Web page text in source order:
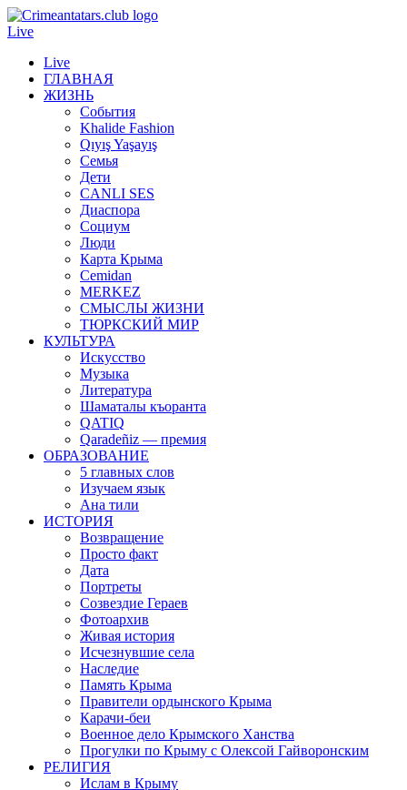
Live
Live
ГЛАВНАЯ
ЖИЗНЬ
События
Khalide Fashion
Qıyış Yaşayış
Семья
Дети
CANLI SES
Диаспора
Социум
Люди
Карта Крыма
Cemidan
МERKEZ
СМЫСЛЫ ЖИЗНИ
ТЮРКСКИЙ МИР
КУЛЬТУРА
Искусство
Музыка
Литература
Шаматалы къоранта
QATIQ
Qaradeñiz — премия
ОБРАЗОВАНИЕ
5 главных слов
Изучаем язык
Ана тили
ИСТОРИЯ
Возвращение
Просто факт
Дата
Портреты
Созвездие Гераев
Фотоархив
Живая история
Исчезнувшие села
Наследие
Память Крыма
Правители ордынского Крыма
Карачи-беи
Военное дело Крымского Ханства
Прогулки по Крыму с Олексой Гайворонским
РЕЛИГИЯ
Ислам в Крыму